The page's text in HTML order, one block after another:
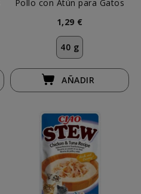
Pollo con Atún para Gatos
1,29 €
40 g
AÑADIR